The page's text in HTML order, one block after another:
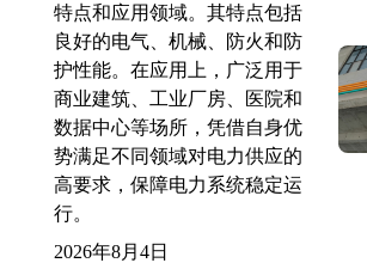
特点和应用领域。其特点包括
良好的电气、机械、防火和防
护性能。在应用上，广泛用于
商业建筑、工业厂房、医院和
数据中心等场所，凭借自身优
势满足不同领域对电力供应的
高要求，保障电力系统稳定运
行。
2026年8月4日